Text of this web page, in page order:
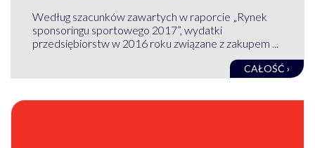
Według szacunków zawartych w raporcie „Rynek
sponsoringu sportowego 2017”, wydatki
przedsiębiorstw w 2016 roku związane z zakupem ...
CAŁOŚĆ ›